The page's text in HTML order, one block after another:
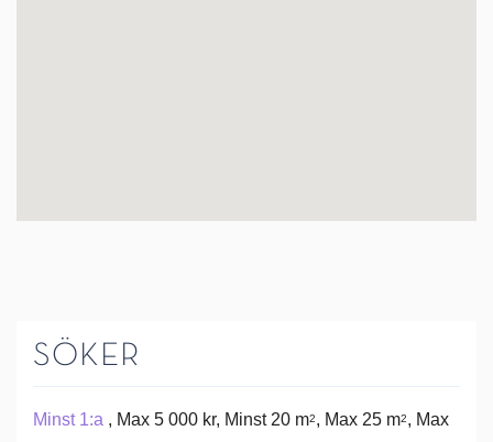
SÖKER
Minst 1:a , Max 5 000 kr, Minst 20 m2, Max 25 m2, Max